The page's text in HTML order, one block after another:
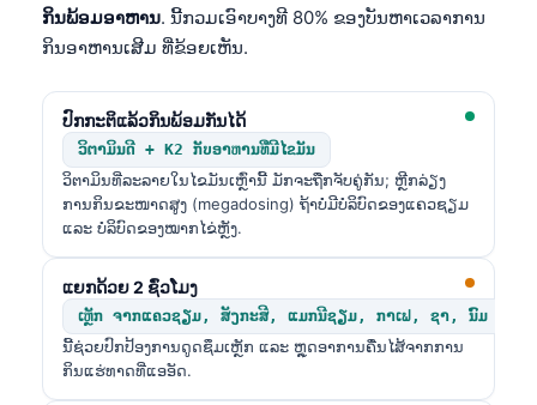
ກິນພ້ອມອາຫານ. ນີ້ກວມເອົາບາງທີ 80% ຂອງບັນຫາເວລາການ
ກິນອາຫານເສີມ ທີ່ຂ້ອຍເຫັນ.
ປົກກະຕິແລ້ວກິນພ້ອມກັນໄດ້
ວິຕາມິນດີ + K2 ກັບອາຫານທີ່ມີໄຂມັນ
ວິຕາມິນທີ່ລະລາຍໃນໄຂມັນເຫຼົ່ານີ້ ມັກຈະຖືກຈັບຄູ່ກັນ; ຫຼີກລ່ຽງ
ການກິນຂະໜາດສູງ (megadosing) ຖ້າບໍ່ມີບໍລິບົດຂອງແຄວຊຽມ
ແລະ ບໍລິບົດຂອງໝາກໄຂ່ຫຼັງ.
ແຍກດ້ວຍ 2 ຊົ່ວໂມງ
ເຫຼັກ ຈາກແຄວຊຽມ, ສັງກະສີ, ແມກນີຊຽມ, ກາເຟ, ຊາ, ນົມ
ນີ້ຊ່ວຍປົກປ້ອງການດູດຊຶມເຫຼັກ ແລະ ຫຼຸດອາການຄື່ນໄສ້ຈາກການ
ກິນແຮ່ທາດທີ່ແອອັດ.